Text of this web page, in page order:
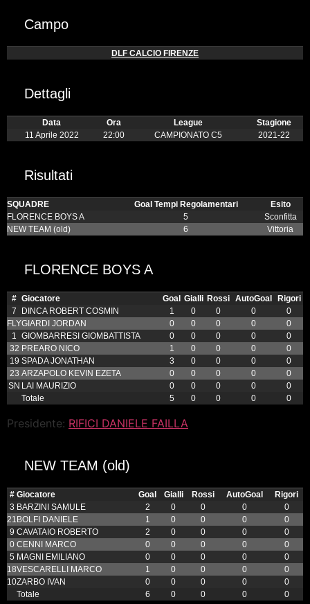
Campo
DLF CALCIO FIRENZE
Dettagli
Data Ora League
Stagione
11 Aprile 2022
22:00 CAMPIONATO C5 2021-22
Risultati
SQUADRE Goal Tempi Regolamentari
Esito
FLORENCE BOYS A
5
Sconfitta
NEW TEAM (old)
6 Vittoria
FLORENCE BOYS A
# Giocatore Goal Gialli Rossi AutoGoal
Rigori
7
DINCA ROBERT COSMIN 1 0 0 0
0
FLYGIARDI JORDAN 0 0 0 0
0
1 GIOMBARRESI GIOMBATTISTA 0 0 0 0
0
32 PREARO NICO 1 0 0 0
0
19 SPADA JONATHAN 3 0 0 0
0
23 ARZAPOLO KEVIN EZETA 0 0 0 0
0
SN LAI MAURIZIO 0 0 0 0
0
Totale
5 0 0 0 0
Presidente: RIFICI DANIELE FAILLA
NEW TEAM (old)
# Giocatore Goal Gialli Rossi AutoGoal
Rigori
3 BARZINI SAMULE 2 0 0 0
0
21 BOLFI DANIELE 1 0 0 0
0
9 CAVATAIO ROBERTO 2 0 0 0
0
0 CENNI MARCO 0 0 0 0
0
5 MAGNI EMILIANO 0 0 0 0
0
18VESCARELLI MARCO 1 0 0 0
0
10ZARBO IVAN 0 0 0 0
0
Totale
6 0 0 0 0